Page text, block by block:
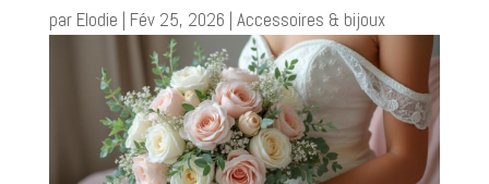
par Elodie | Fév 25, 2026 | Accessoires & bijoux